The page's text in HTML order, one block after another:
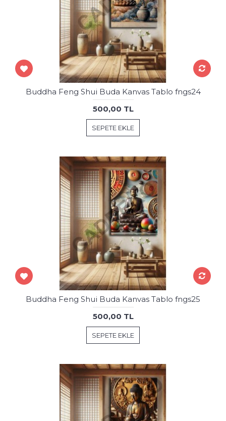
Buddha Feng Shui Buda Kanvas Tablo fngs24
500,00 TL
SEPETE EKLE
Buddha Feng Shui Buda Kanvas Tablo fngs25
500,00 TL
SEPETE EKLE